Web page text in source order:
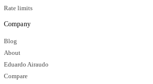
Rate limits
Company
Blog
About
Eduardo Airaudo
Compare